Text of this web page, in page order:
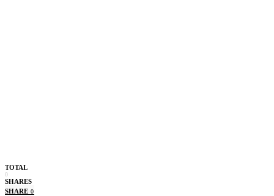
TOTAL
0
SHARES
SHARE 0